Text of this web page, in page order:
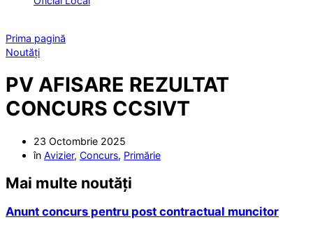
Prima pagină
Noutăți
PV AFISARE REZULTAT
CONCURS CCSIVT
23 Octombrie 2025
în Avizier, Concurs, Primărie
Mai multe noutăți
Anunt concurs pentru post contractual muncitor